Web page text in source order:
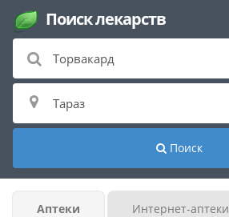
Поиск лекарств
Поиск
Аптеки Интернет-аптеки